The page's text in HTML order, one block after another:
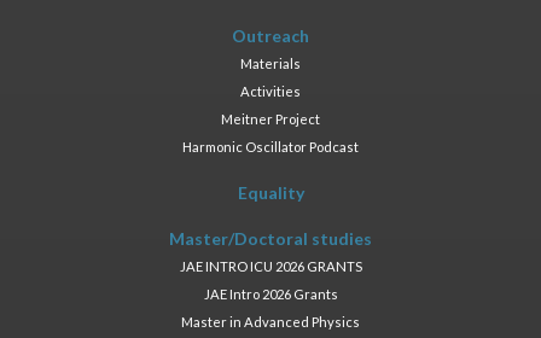
Outreach
Materials
Activities
Meitner Project
Harmonic Oscillator Podcast
Equality
Master/Doctoral studies
JAE INTRO ICU 2026 GRANTS
JAE Intro 2026 Grants
Master in Advanced Physics